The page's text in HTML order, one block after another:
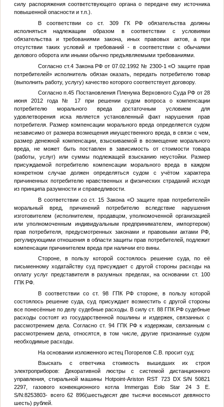
силу распоряжения соответствующего органа о передаче ему источника
повышенной опасности и т.п.).
В соответствии со ст. 309 ГК РФ обязательства должны
исполняться надлежащим образом в соответствии с условиями
обязательства и требованиями закона, иных правовых актов, а при
отсутствии таких условий и требований - в соответствии с обычаями
делового оборота или иными обычно предъявляемыми требованиями.
Согласно ст.4 Закона РФ от 07.02.1992 № 2300-1 «О защите прав
потребителей» исполнитель обязан оказать, передать потребителю товар
(выполнить работу, услугу) качество которого соответствует договору.
Согласно п.45 Постановления Пленума Верховного Суда РФ от 28
июня 2012 года № 17 при решении судом вопроса о компенсации
потребителю морального вреда достаточным условием для
удовлетворения иска является установленный факт нарушения прав
потребителя. Размер компенсации морального вреда определяется судом
независимо от размера возмещения имущественного вреда, в связи с чем,
размер денежной компенсации, взыскиваемой в возмещение морального
вреда, не может быть поставлен в зависимость от стоимости товара
(работы, услуг) или суммы подлежащей взысканию неустойки. Размер
присуждаемой потребителю компенсации морального вреда в каждом
конкретном случае должен определяться судом с учётом характера
причиненных потребителю нравственных и физических страданий исходя
из принципа разумности и справедливости.
В соответствии со ст. 15 Закона «О защите прав потребителей»
моральный вред, причинений потребителю вследствие нарушения
изготовителем (исполнителем, продавцом, уполномоченной организацией
или уполномоченным индивидуальным предпринимателем, импортером)
прав потребителя, предусмотренных законами и правовыми актами РФ,
регулирующими отношения в области защиты прав потребителей, подлежит
компенсации причинителем вреда при наличии его вины.
Стороне, в пользу которой состоялось решение суда, по её
письменному ходатайству суд присуждает с другой стороны расходы на
оплату услуг представителя в разумных пределах, на основании ст. 100
ГПК РФ.
В соответствии со ст. 98 ГПК РФ стороне, в пользу которой
состоялось решение суда, суд присуждает возместить с другой стороны
все понесённые по делу судебные расходы. В силу ст. 88 ГПК РФ судебные
расходы состоят из государственной пошлины и издержек, связанных с
рассмотрением дела. Согласно ст. 94 ГПК РФ к издержкам, связанным с
рассмотрением дела, относятся, в том числе, другие признанные судом
необходимые расходы.
На основании изложенного истец Погорелов С.В. просит суд:
Взыскать с ответчика стоимость вышедших их строя
электроприборов: Декоративной люстры с системой дистанционного
управления, стиральной машины Hotpoint-Ariston RST 723 DX S/N 50821
2297, газового конвекционного котла Immergas Eolo Star 24 3 Е.
S/N:8253803- всего 62 896(шестьдесят две тысячи восемьсот девяносто
шесть) рублей.